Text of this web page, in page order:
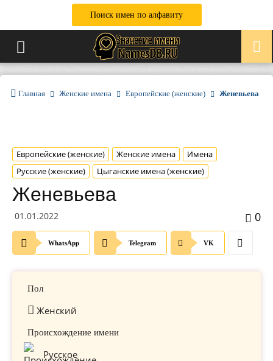
Поиск имен по алфавиту
Главная Женские имена Европейские (женские) Женевьева
Европейские (женские) Женские имена
Имена
Русские (женские)
Цыганские имена (женские)
Женевьева
01.01.2022 0
WhatsApp Telegram VK
Пол
Женский
Происхождение имени
Русское